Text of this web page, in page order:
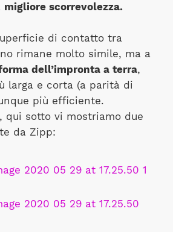
migliore scorrevolezza.
di contatto tra
rimane molto simile, ma a
dell’impronta a terra,
larga e corta (a parità di
più efficiente.
qui sotto vi mostriamo due
da Zipp: